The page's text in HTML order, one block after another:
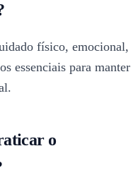
físico, emocional,
essenciais para manter
o